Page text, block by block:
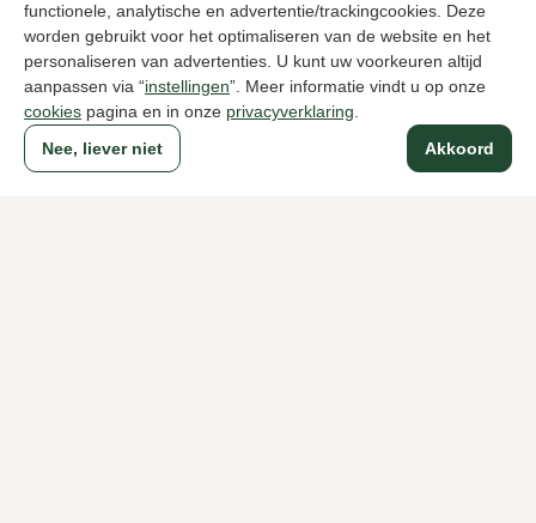
functionele, analytische en advertentie/trackingcookies. Deze
worden gebruikt voor het optimaliseren van de website en het
personaliseren van advertenties. U kunt uw voorkeuren altijd
aanpassen via “instellingen”. Meer informatie vindt u op onze
cookies pagina en in onze privacyverklaring
Akkoord
Nee, liever niet
Lorenzo Masiero
Bruine enkellaarzen dames
Di Lauro
Zwarte